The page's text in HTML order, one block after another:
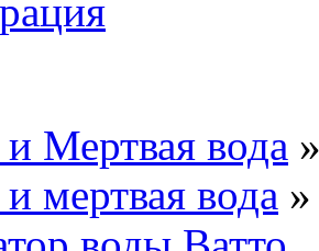
Мертвая вода
мертвая вода »